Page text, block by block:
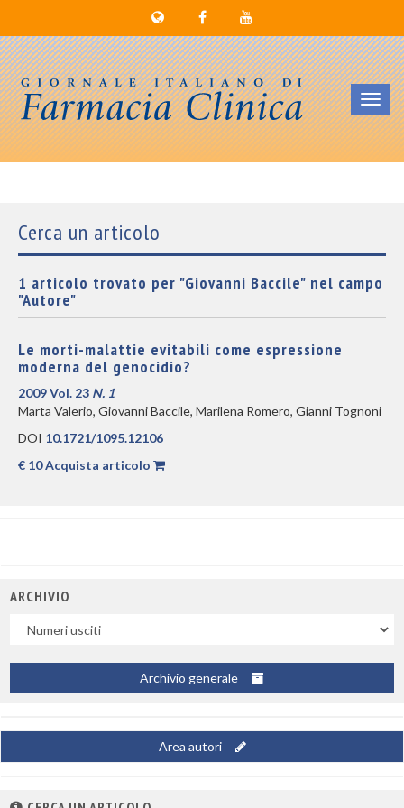
Cerca un articolo
1 articolo trovato per "Giovanni Baccile" nel campo
"Autore"
Le morti-malattie evitabili come espressione
moderna del genocidio?
2009 Vol. 23 N. 1
Marta Valerio, Giovanni Baccile, Marilena Romero, Gianni Tognoni
DOI 10.1721/1095.12106
€ 10 Acquista articolo
ARCHIVIO
Archivio generale
Area autori